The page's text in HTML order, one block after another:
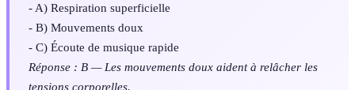
- A) Respiration superficielle
- B) Mouvements doux
- C) Écoute de musique rapide
Réponse : B — Les mouvements doux aident à relâcher les
tensions corporelles.